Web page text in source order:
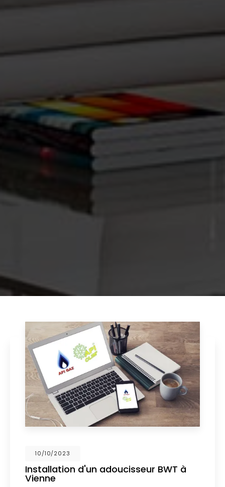
02/10/2023
Nouveau support de communication
web